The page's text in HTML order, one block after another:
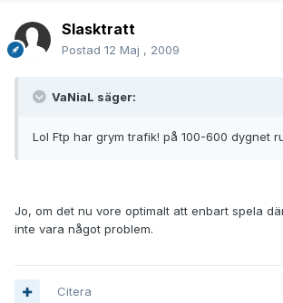
Slasktratt
Postad 12 Maj , 2009
VaNiaL säger:
Lol Ftp har grym trafik! på 100-600 dygnet
Jo, om det nu vore optimalt att enbart spela
inte vara något problem.
Citera